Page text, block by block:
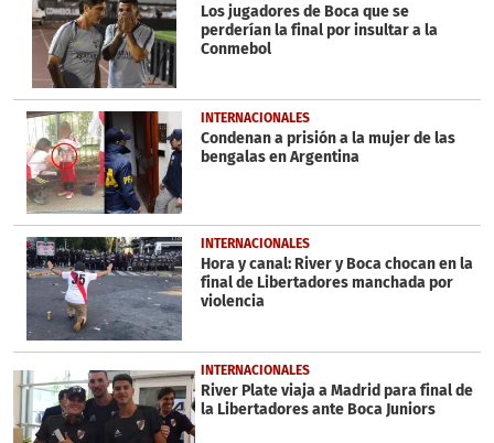
Los jugadores de Boca que se
perderían la final por insultar a la
Conmebol
INTERNACIONALES
Condenan a prisión a la mujer de las
bengalas en Argentina
INTERNACIONALES
Hora y canal: River y Boca chocan en la
final de Libertadores manchada por
violencia
INTERNACIONALES
River Plate viaja a Madrid para final de
la Libertadores ante Boca Juniors